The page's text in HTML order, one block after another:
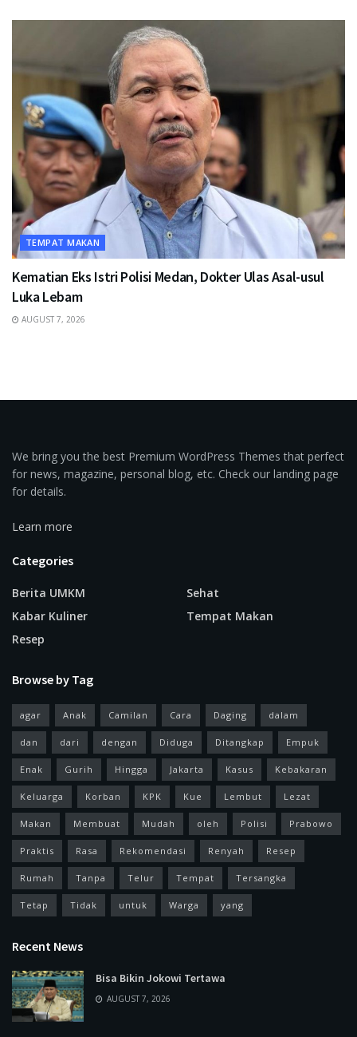
TEMPAT MAKAN
Kematian Eks Istri Polisi Medan, Dokter Ulas Asal-usul
Luka Lebam
AUGUST 7, 2026
We bring you the best Premium WordPress Themes that perfect
for news, magazine, personal blog, etc. Check our landing page
for details.
Learn more
Categories
Berita UMKM
Kabar Kuliner
Resep
Sehat
Tempat Makan
Browse by Tag
agar Anak Camilan Cara Daging dalam
dan dari dengan Diduga Ditangkap Empuk
Enak Gurih Hingga Jakarta Kasus Kebakaran
Keluarga Korban KPK Kue Lembut Lezat
Makan Membuat Mudah oleh Polisi Prabowo
Praktis Rasa Rekomendasi Renyah Resep
Rumah Tanpa Telur Tempat Tersangka
Tetap Tidak untuk Warga yang
Recent News
Bisa Bikin Jokowi Tertawa
AUGUST 7, 2026